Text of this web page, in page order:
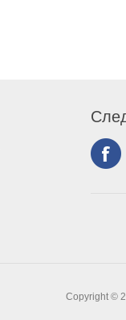
Copyright ©